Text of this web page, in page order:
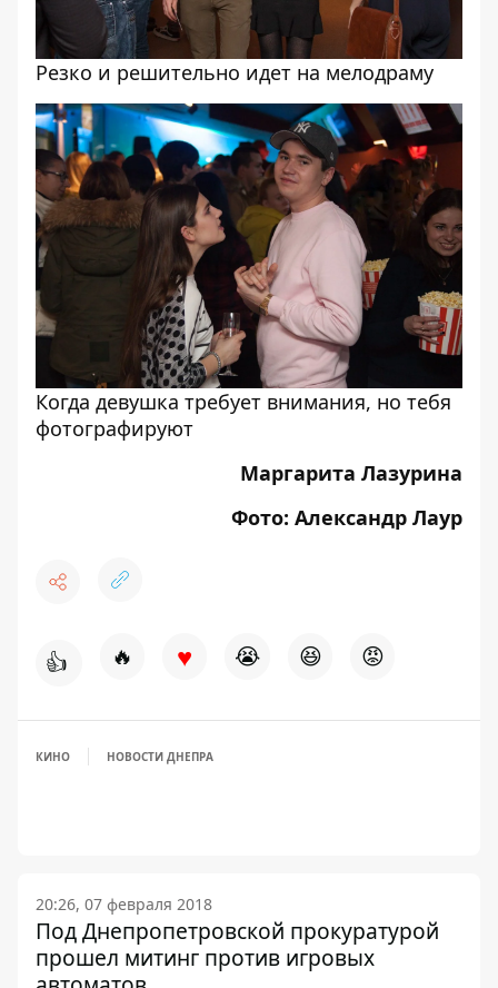
Резко и решительно идет на мелодраму
Когда девушка требует внимания, но тебя
фотографируют
Маргарита Лазурина
Фото: Александр Лаур
👍 🔥 ♥ 😭 😆 😡
КИНО НОВОСТИ ДНЕПРА
20:26, 07 февраля 2018
Под Днепропетровской прокуратурой
прошел митинг против игровых